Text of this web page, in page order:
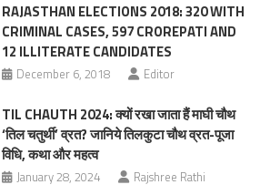
RAJASTHAN ELECTIONS 2018: 320 WITH
CRIMINAL CASES, 597 CROREPATI AND
12 ILLITERATE CANDIDATES
December 6, 2018 Editor
TIL CHAUTH 2024: क्यों रखा जाता हैं माघी चौथ
‘तिल चतुर्थी’ व्रत? जानिये तिलकुटा चौथ व्रत-पूजा
विधि, कथा और महत्व
January 28, 2024 Rajshree Rathi